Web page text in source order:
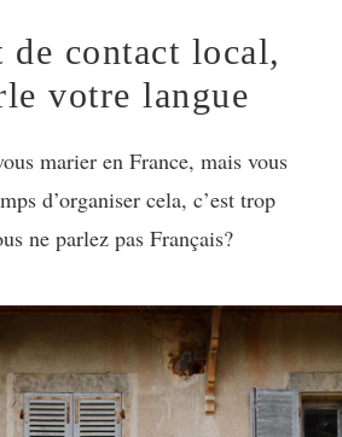
contact local,
votre langue
marier en France, mais vous
d’organiser cela, c’est trop
ne parlez pas Français?